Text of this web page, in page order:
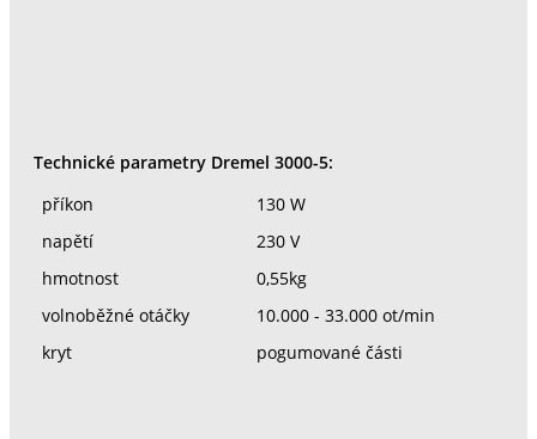
Technické parametry Dremel 3000-5:
příkon
130 W
napětí
230 V
hmotnost
0,55kg
volnoběžné otáčky
10.000 - 33.000 ot/min
kryt
pogumované části